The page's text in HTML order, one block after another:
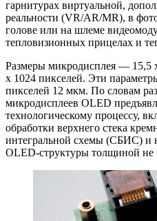
гарнитурах виртуальной,
реальности (VR/AR/MR), в
голове или на шлеме
тепловизионных прицелах и
Размеры микродисплея — 15,5
х 1024 пикселей. Эти
пикселей 12 мкм. По словам
микродисплеев OLED
технологическому процессу,
обработки верхнего стека
интегральной схемы (СБИС) и
OLED-структуры толщиной не